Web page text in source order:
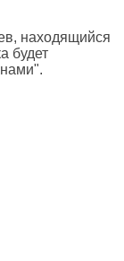
находящийся
будет